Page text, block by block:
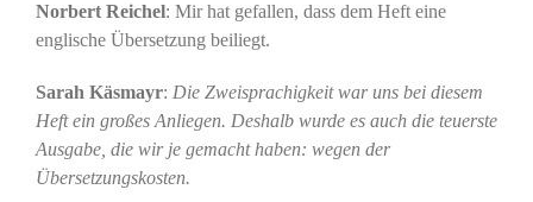
Norbert Reichel: Mir hat gefallen, dass dem Heft eine
englische Übersetzung beiliegt.
Sarah Käsmayr: Die Zweisprachigkeit war uns bei diesem
Heft ein großes Anliegen. Deshalb wurde es auch die teuerste
Ausgabe, die wir je gemacht haben: wegen der
Übersetzungskosten.